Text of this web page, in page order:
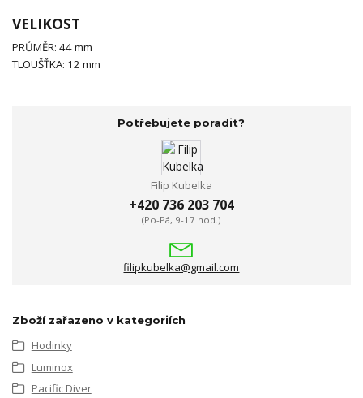
VELIKOST
PRŮMĚR: 44 mm
TLOUŠŤKA: 12 mm
Potřebujete poradit?
Filip Kubelka
+420 736 203 704
(Po-Pá, 9-17 hod.)
filipkubelka@gmail.com
Zboží zařazeno v kategoriích
Hodinky
Luminox
Pacific Diver